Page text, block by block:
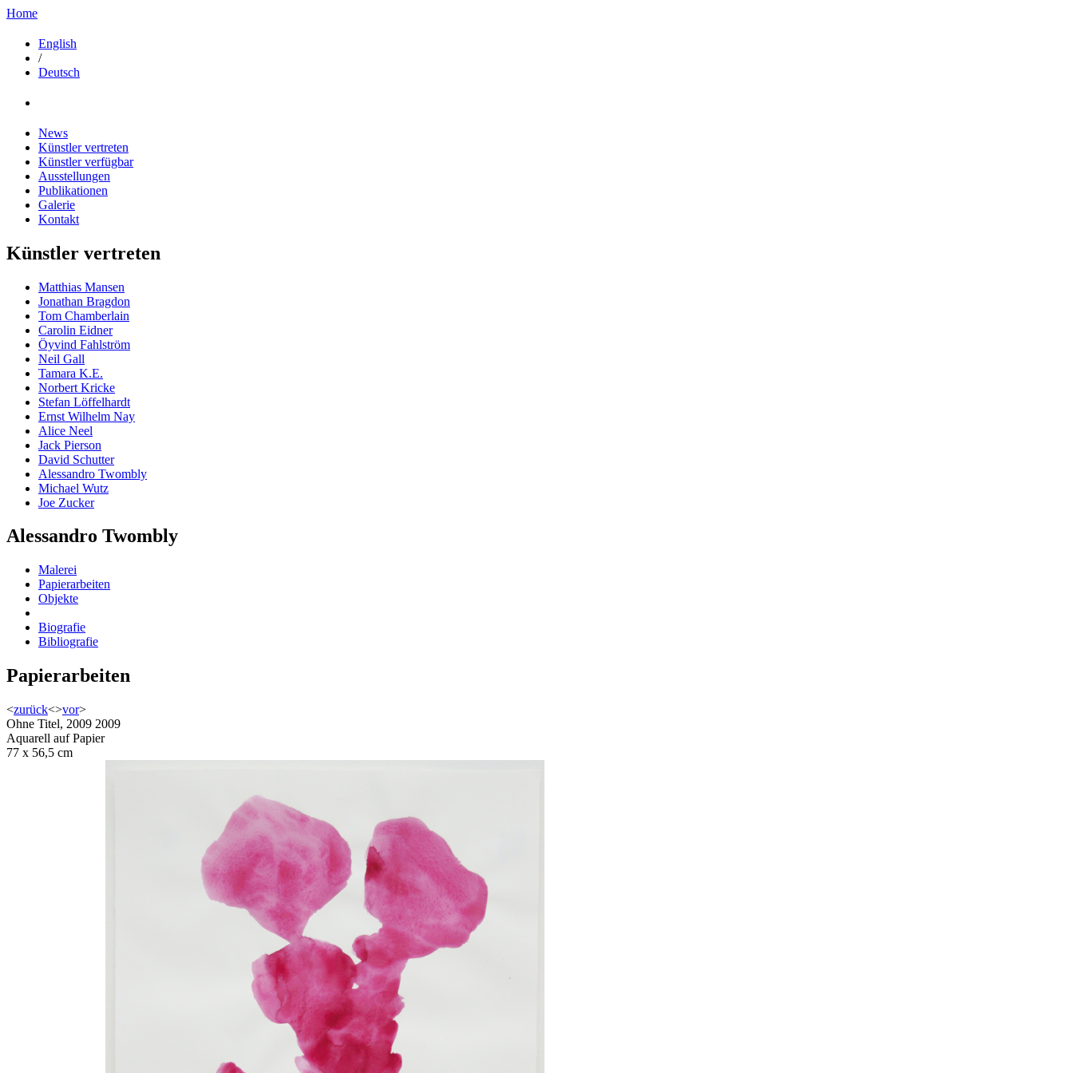
Home
English
/
Deutsch
News
Künstler vertreten
Künstler verfügbar
Ausstellungen
Publikationen
Galerie
Kontakt
Künstler vertreten
Matthias Mansen
Jonathan Bragdon
Tom Chamberlain
Carolin Eidner
Öyvind Fahlström
Neil Gall
Tamara K.E.
Norbert Kricke
Stefan Löffelhardt
Ernst Wilhelm Nay
Alice Neel
Jack Pierson
David Schutter
Alessandro Twombly
Michael Wutz
Joe Zucker
Alessandro Twombly
Malerei
Papierarbeiten
Objekte
Biografie
Bibliografie
Papierarbeiten
<zurück<>vor>
Ohne Titel, 2009 2009
Aquarell auf Papier
77 x 56,5 cm